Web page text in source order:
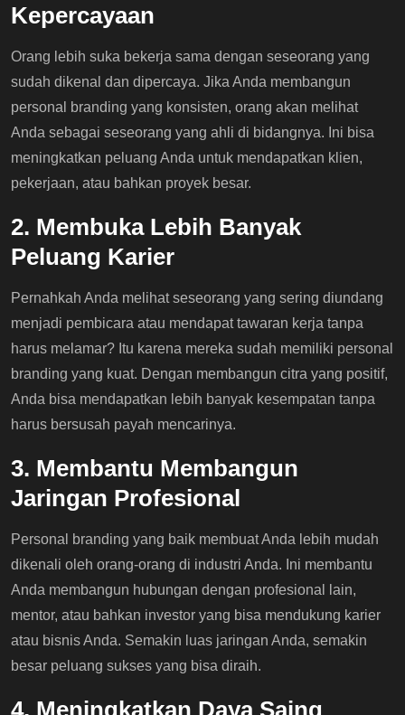
Kepercayaan
Orang lebih suka bekerja sama dengan seseorang yang
sudah dikenal dan dipercaya. Jika Anda membangun
personal branding yang konsisten, orang akan melihat
Anda sebagai seseorang yang ahli di bidangnya. Ini bisa
meningkatkan peluang Anda untuk mendapatkan klien,
pekerjaan, atau bahkan proyek besar.
2. Membuka Lebih Banyak
Peluang Karier
Pernahkah Anda melihat seseorang yang sering diundang
menjadi pembicara atau mendapat tawaran kerja tanpa
harus melamar? Itu karena mereka sudah memiliki personal
branding yang kuat. Dengan membangun citra yang positif,
Anda bisa mendapatkan lebih banyak kesempatan tanpa
harus bersusah payah mencarinya.
3. Membantu Membangun
Jaringan Profesional
Personal branding yang baik membuat Anda lebih mudah
dikenali oleh orang-orang di industri Anda. Ini membantu
Anda membangun hubungan dengan profesional lain,
mentor, atau bahkan investor yang bisa mendukung karier
atau bisnis Anda. Semakin luas jaringan Anda, semakin
besar peluang sukses yang bisa diraih.
4. Meningkatkan Daya Saing